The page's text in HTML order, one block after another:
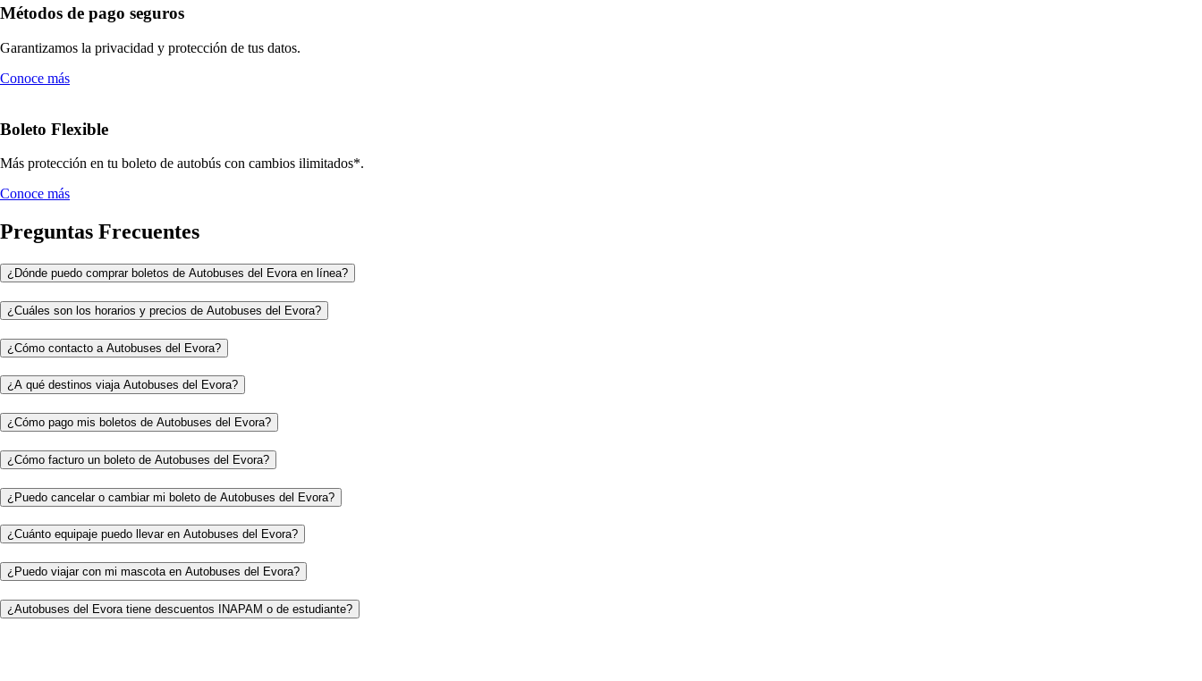
Métodos de pago seguros
Garantizamos la privacidad y protección de tus datos.
Conoce más
Boleto Flexible
Más protección en tu boleto de autobús con cambios ilimitados*.
Conoce más
Preguntas Frecuentes
¿Dónde puedo comprar boletos de Autobuses del Evora en línea?
¿Cuáles son los horarios y precios de Autobuses del Evora?
¿Cómo contacto a Autobuses del Evora?
¿A qué destinos viaja Autobuses del Evora?
¿Cómo pago mis boletos de Autobuses del Evora?
¿Cómo facturo un boleto de Autobuses del Evora?
¿Puedo cancelar o cambiar mi boleto de Autobuses del Evora?
¿Cuánto equipaje puedo llevar en Autobuses del Evora?
¿Puedo viajar con mi mascota en Autobuses del Evora?
¿Autobuses del Evora tiene descuentos INAPAM o de estudiante?